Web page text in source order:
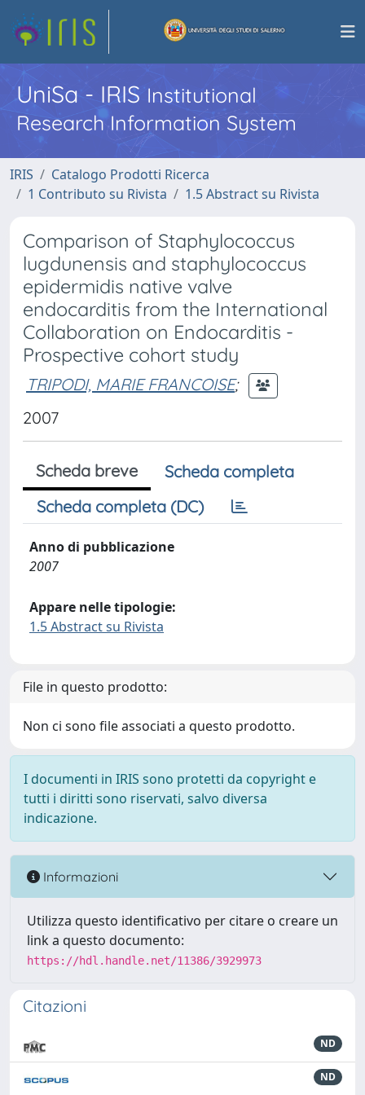
UniSa - IRISInstitutional
Research Information System
IRIS
Catalogo Prodotti Ricerca
1 Contributo su Rivista
1.5 Abstract su Rivista
Comparison of Staphylococcus
lugdunensis and staphylococcus
epidermidis native valve
endocarditis from the International
Collaboration on Endocarditis -
Prospective cohort study
TRIPODI, MARIE FRANCOISE;
2007
Scheda breve
Scheda completa
Scheda completa (DC)
Anno di pubblicazione
2007
Appare nelle tipologie:
1.5 Abstract su Rivista
File in questo prodotto:
Non ci sono file associati a questo prodotto.
I documenti in IRIS sono protetti da copyright e
tutti i diritti sono riservati, salvo diversa
indicazione.
Informazioni
Utilizza questo identificativo per citare o creare un
link a questo documento:
https://hdl.handle.net/11386/3929973
Citazioni
ND
ND